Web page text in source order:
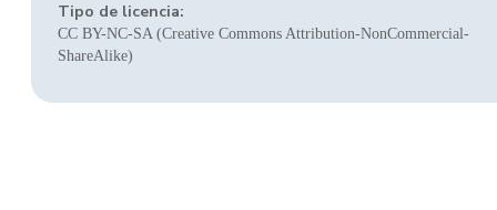
Tipo de licencia:
CC BY-NC-SA (Creative Commons Attribution-NonCommercial-
ShareAlike)